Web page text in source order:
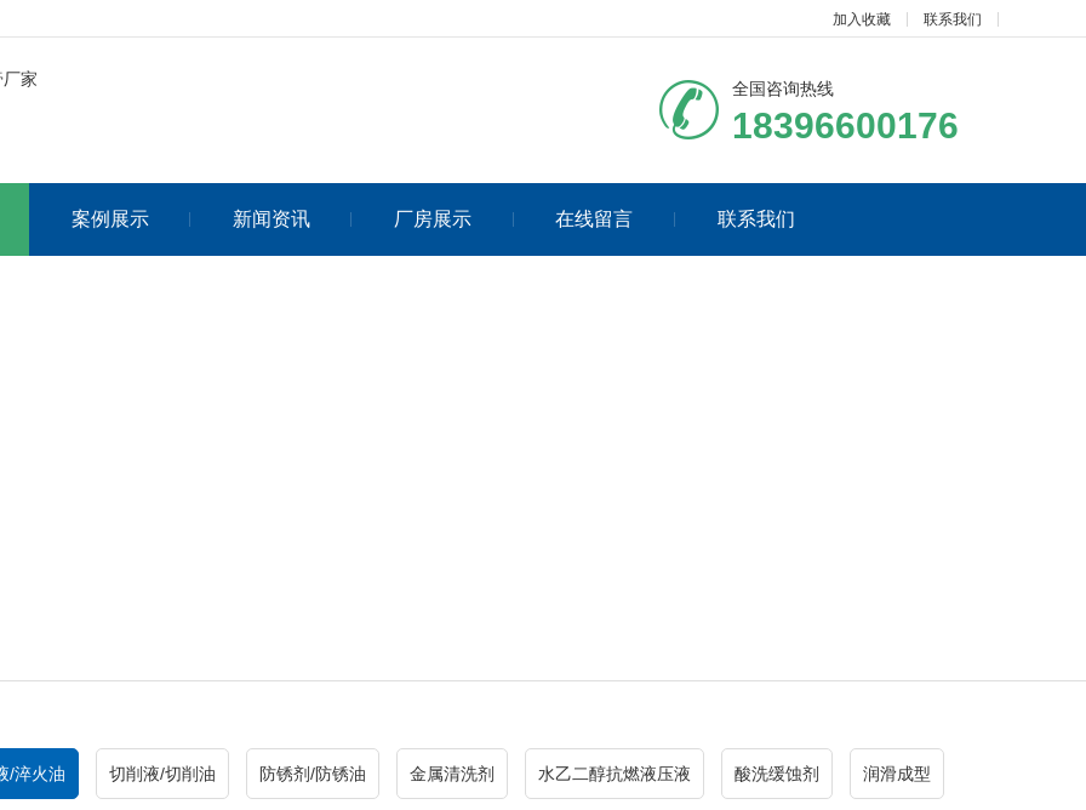
加入收藏 联系我们
全国咨询热线
18396600176
案例展示 新闻资讯 厂房展示 在线留言 联系我们
/淬火油 切削液/切削油 防锈剂/防锈油 金属清洗剂 水乙二醇抗燃液压液 酸洗缓蚀剂 润滑成型